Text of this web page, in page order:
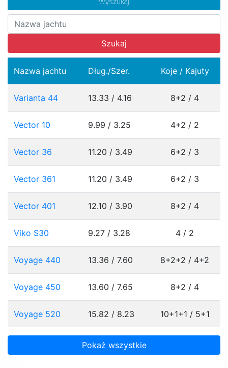
Szukaj
Nazwa jachtu Dług./Szer. Koje / Kajuty
Varianta 44 13.33 / 4.16 8+2 / 4
Vector 10 9.99 / 3.25 4+2 / 2
Vector 36 11.20 / 3.49 6+2 / 3
Vector 361 11.20 / 3.49 6+2 / 3
Vector 401 12.10 / 3.90 8+2 / 4
Viko S30 9.27 / 3.28 4 / 2
Voyage 440 13.36 / 7.60 8+2+2 / 4+2
Voyage 450 13.60 / 7.65 8+2 / 4
Voyage 520 15.82 / 8.23 10+1+1 / 5+1
Pokaż wszystkie